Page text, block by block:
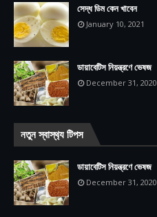
সেদ্ধ ডিম কেন খাবেন
January 10, 2021
ডায়াবেটিস নিয়ন্ত্রণে ভেষজ
December 31, 2020
নতুন স্বাস্থ‍্য টিপস
ডায়াবেটিস নিয়ন্ত্রণে ভেষজ
December 31, 2020